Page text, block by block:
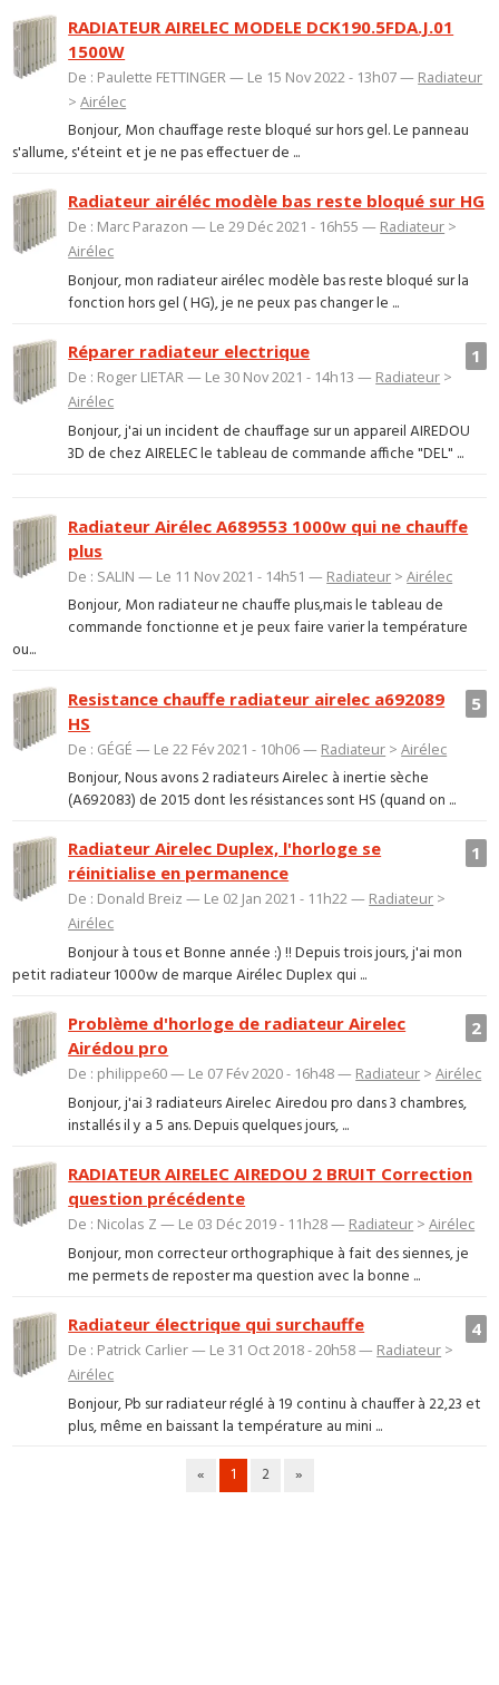
RADIATEUR AIRELEC MODELE DCK190.5FDA.J.01
1500W
De : Paulette FETTINGER — Le 15 Nov 2022 - 13h07 — Radiateur
>Airélec
Bonjour, Mon chauffage reste bloqué sur hors gel. Le panneau
s'allume, s'éteint et je ne pas effectuer de ...
Radiateur airéléc modèle bas reste bloqué sur HG
De : Marc Parazon — Le 29 Déc 2021 - 16h55 — Radiateur >
Airélec
Bonjour, mon radiateur airélec modèle bas reste bloqué sur la
fonction hors gel ( HG), je ne peux pas changer le ...
1
Réparer radiateur electrique
De : Roger LIETAR — Le 30 Nov 2021 - 14h13 — Radiateur >
Airélec
Bonjour, j'ai un incident de chauffage sur un appareil AIREDOU
3D de chez AIRELEC le tableau de commande affiche "DEL" ...
Radiateur Airélec A689553 1000w qui ne chauffe
plus
De : SALIN — Le 11 Nov 2021 - 14h51 — Radiateur >Airélec
Bonjour, Mon radiateur ne chauffe plus,mais le tableau de
commande fonctionne et je peux faire varier la température
ou...
5
Resistance chauffe radiateur airelec a692089
HS
De : GÉGÉ — Le 22 Fév 2021 - 10h06 — Radiateur >Airélec
Bonjour, Nous avons 2 radiateurs Airelec à inertie sèche
(A692083) de 2015 dont les résistances sont HS (quand on ...
1
Radiateur Airelec Duplex, l'horloge se
réinitialise en permanence
De : Donald Breiz — Le 02 Jan 2021 - 11h22 — Radiateur >
Airélec
Bonjour à tous et Bonne année :) !! Depuis trois jours, j'ai mon
petit radiateur 1000w de marque Airélec Duplex qui ...
2
Problème d'horloge de radiateur Airelec
Airédou pro
De : philippe60 — Le 07 Fév 2020 - 16h48 — Radiateur >Airélec
Bonjour, j'ai 3 radiateurs Airelec Airedou pro dans 3 chambres,
installés il y a 5 ans. Depuis quelques jours, ...
RADIATEUR AIRELEC AIREDOU 2 BRUIT Correction
question précédente
De : Nicolas Z — Le 03 Déc 2019 - 11h28 — Radiateur >Airélec
Bonjour, mon correcteur orthographique à fait des siennes, je
me permets de reposter ma question avec la bonne ...
4
Radiateur électrique qui surchauffe
De : Patrick Carlier — Le 31 Oct 2018 - 20h58 — Radiateur >
Airélec
Bonjour, Pb sur radiateur réglé à 19 continu à chauffer à 22,23 et
plus, même en baissant la température au mini ...
« 1 2 »